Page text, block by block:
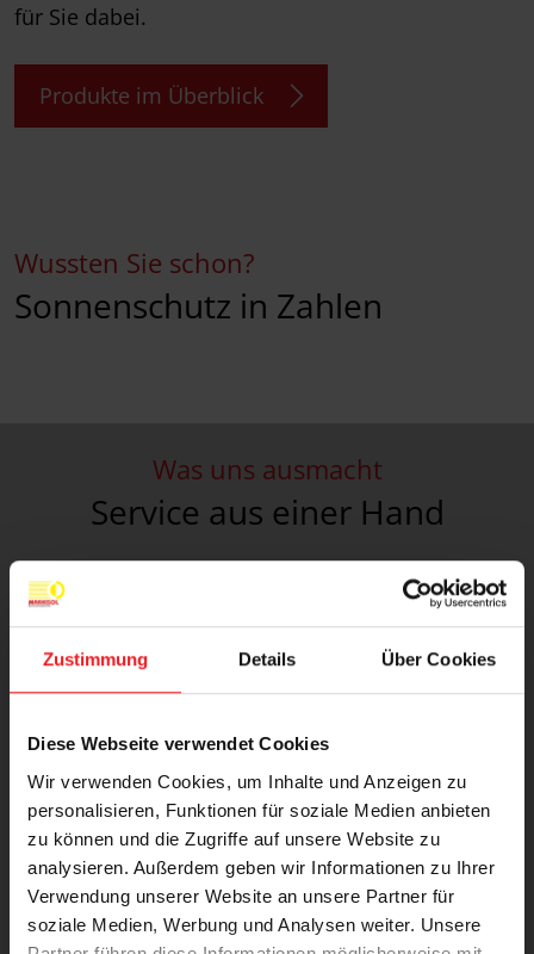
Zustimmung Details Über Cookies
Diese Webseite verwendet Cookies
Wir verwenden Cookies, um Inhalte und Anzeigen zu
personalisieren, Funktionen für soziale Medien anbieten
zu können und die Zugriffe auf unsere Website zu
analysieren. Außerdem geben wir Informationen zu Ihrer
Verwendung unserer Website an unsere Partner für
soziale Medien, Werbung und Analysen weiter. Unsere
für Sie dabei.
Produkte im Überblick
Wussten Sie schon?
Sonnenschutz in Zahlen
Was uns ausmacht
Service aus einer Hand
Hochwertige Materialien
UnsereProduktesind aus hochwertigen
Materialien gefertigt, die für einelange
Lebensdauerausgelegt sind. Sollten Sie dennoch
einmal einen Defekt feststellen, bieten wir Ihnen
einen umfassenden Reparaturservice.